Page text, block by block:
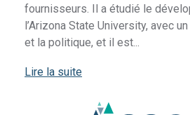
fournisseurs. Il a étudié le
l’Arizona State University, avec
et la politique, et il est...
Lire la suite